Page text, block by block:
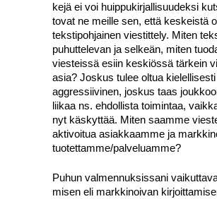
ke­jä ei voi huip­pu­kir­jal­li­suu­dek­si
to­vat ne meil­le sen, että kes­keis­tä
teks­ti­poh­jai­nen vies­tit­te­ly. Miten
puhut­te­le­van ja sel­keän, miten
vies­teis­sä esiin kes­kiös­sä tär­kein
asia? Jos­kus tulee oltua
aggres­sii­vi­nen, jos­kus taas
lii­kaa ns. ehdol­lis­ta toi­min­taa,
nyt käs­kyt­tää. Miten saam­me
akti­voi­tua asiak­kaam­me ja
tuotettamme/palveluamme?
Puhun val­men­nuk­sis­sa­ni
mi­sen eli mark­ki­noi­van